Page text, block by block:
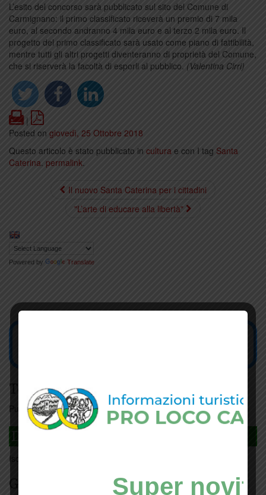
L’esito del concorso sarà pubblicato sul sito del Comune di
Carmignano: il primo classificato riceverà un premio di 7 mila
euro, al secondo andranno 4 mila euro e al terzo 2 mila euro. Il
progetto del primo classificato sarà usato come piano di fattibilità,
mentre tutti gli altri progetti diventeranno di proprietà del Comune,
che si riserverà la facoltà di esporli al pubblico. (Valentina Cirri)
Print
|
Posted on giovedì, 25 Ottobre 2018
Questo articolo è stato pubblicato in cultura e con I tag Santa
Caterina. permalink.
Il nuovo Santa Caterina per i cittadini
"L’arte di educare alla libertà"
Powered by Translate
Tesseramento
Puoi tesserarti onlinecliccando qui
DAGLI L'ANDA
Iscriviti
Giorno per giorno a Carmignano
Super